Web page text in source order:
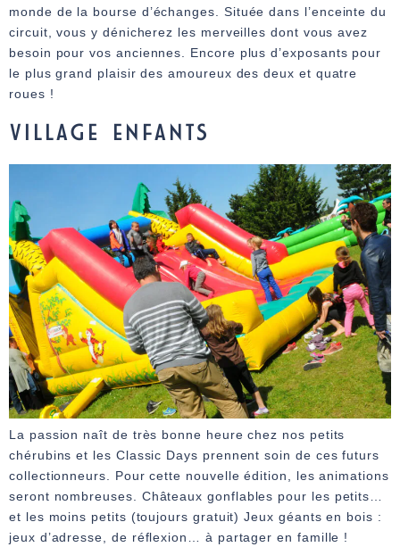
monde de la bourse d’échanges. Située dans l’enceinte du
circuit, vous y dénicherez les merveilles dont vous avez
besoin pour vos anciennes. Encore plus d’exposants pour
le plus grand plaisir des amoureux des deux et quatre
roues !
VILLAGE ENFANTS
La passion naît de très bonne heure chez nos petits
chérubins et les Classic Days prennent soin de ces futurs
collectionneurs. Pour cette nouvelle édition, les animations
seront nombreuses. Châteaux gonflables pour les petits…
et les moins petits (toujours gratuit) Jeux géants en bois :
jeux d’adresse, de réflexion… à partager en famille !